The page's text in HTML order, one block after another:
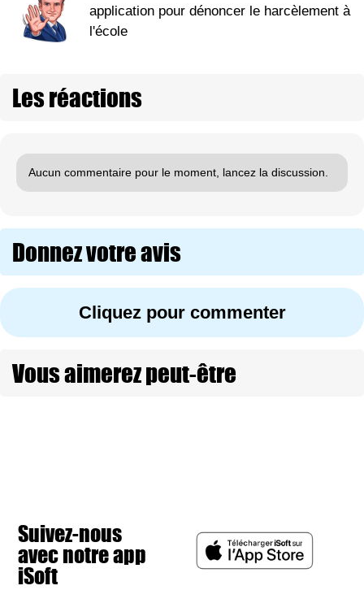
application pour dénoncer le harcèlement à
l'école
Les réactions
Aucun commentaire pour le moment, lancez la discussion.
Donnez votre avis
Cliquez pour commenter
Vous aimerez peut-être
Suivez-nous
avec notre app
iSoft